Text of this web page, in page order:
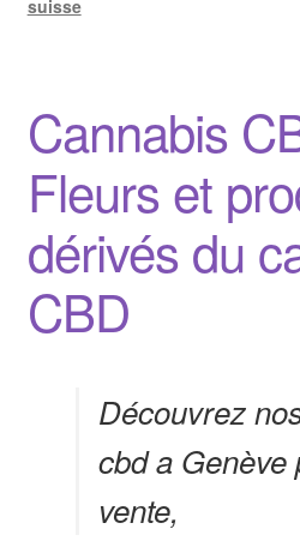
suisse
Cannabis
Fleurs et
dérivés du
CBD
Découvrez
cbd a Genève
vente,